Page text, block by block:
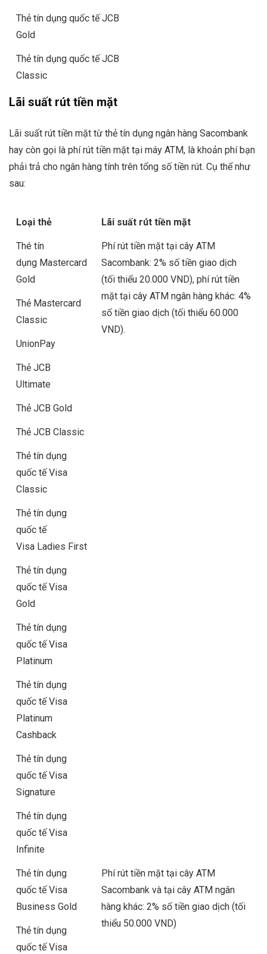
Thẻ tín dụng quốc tế JCB
Gold
Thẻ tín dụng quốc tế JCB
Classic
Lãi suất rút tiền mặt
Lãi suất rút tiền mặt từ thẻ tín dụng ngân hàng Sacombank
hay còn gọi là phí rút tiền mặt tại máy ATM, là khoản phí bạn
phải trả cho ngân hàng tính trên tổng số tiền rút. Cụ thể như
sau:
Loại thẻ Lãi suất rút tiền mặt
Thé tín
dụng Mastercard
Gold
Phí rút tiền mặt tại cây ATM
Sacombank: 2% số tiền giao dịch
(tối thiểu 20.000 VND), phí rút tiền
mặt tại cây ATM ngân hàng khác: 4%
số tiền giao dịch (tối thiểu 60.000
VND).
Thẻ Mastercard
Classic
UnionPay
Thẻ JCB
Ultimate
Thẻ JCB Gold
Thẻ JCB Classic
Thẻ tín dụng
quốc tế Visa
Classic
Thẻ tín dụng
quốc tế
Visa Ladies First
Thẻ tín dụng
quốc tế Visa
Gold
Thẻ tín dụng
quốc tế Visa
Platinum
Thẻ tín dụng
quốc tế Visa
Platinum
Cashback
Thẻ tín dụng
quốc tế Visa
Signature
Thẻ tín dụng
quốc tế Visa
Infinite
Thẻ tín dụng
quốc tế Visa
Business Gold
Phí rút tiền mặt tại cây ATM
Sacombank và tại cây ATM ngân
hàng khác: 2% số tiền giao dịch (tối
thiểu 50.000 VND)
Thẻ tín dụng
quốc tế Visa